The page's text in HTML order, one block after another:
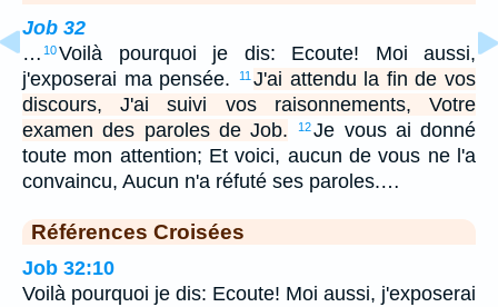
Job 32
… 10Voilà pourquoi je dis: Ecoute! Moi aussi,
j'exposerai ma pensée.
11 J'ai attendu la fin de vos
discours, J'ai suivi vos raisonnements, Votre
examen des paroles de Job.
12Je vous ai donné
toute mon attention; Et voici, aucun de vous ne l'a
convaincu, Aucun n'a réfuté ses paroles.…
Références Croisées
Job 32:10
Voilà pourquoi je dis: Ecoute! Moi aussi, j'exposerai